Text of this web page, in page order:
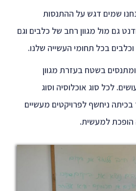
שמים דגש על ההתנסות
גם מול מגוון רחב של כלבים וגם
בכל תחומי העשייה שלנו.
בשטח בעזרת מגוון
לכל סוג אוכלוסיה וסוג
ניחשף לפרויקטים מעשיים
הופכת למעשית.